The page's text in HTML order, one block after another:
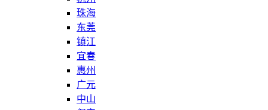
珠海
东莞
镇江
宜春
惠州
广元
中山